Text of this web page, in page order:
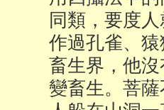
同類，要度
作過孔雀、
畜生界，他
變畜生。菩